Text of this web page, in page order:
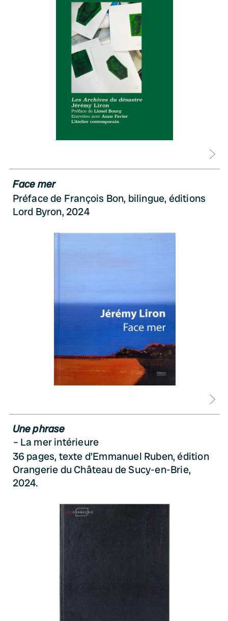
Face mer
Préface de François Bon, bilingue, éditions
Lord Byron, 2024
Une phrase
La mer intérieure
36 pages, texte d’Emmanuel Ruben, édition
Orangerie du Château de Sucy-en-Brie,
2024.